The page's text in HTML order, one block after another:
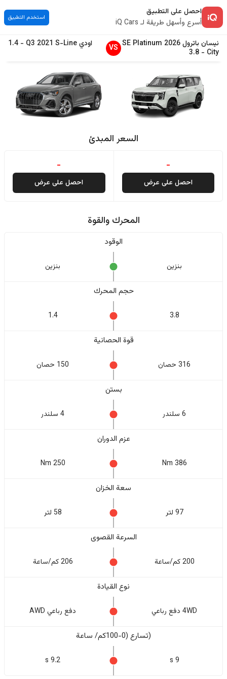
احصل على التطبيق
أسرع وأسهل طريقة لـ iQ Cars
استخدم التطبيق
نيسان باترول2026
SE Platinum
City
-
3.8
VS اودي Q3 2021 S-Line
-
1.4
السعر المبدئ
-
احصل على عرض
-
احصل على عرض
المحرك والقوة
الوقود
بنزين بنزين
حجم المحرك
3.8
1.4
قوة الحصانية
316 حصان 150 حصان
بستن
6 سلندر 4 سلندر
عزم الدوران
386 Nm
250 Nm
سعة الخزان
97 لتر 58 لتر
السرعة القصوى
200 كم/ساعة 206 كم/ساعة
نوع القيادة
4WD دفع رباعي دفع رباعي AWD
(تسارع (0-100كم/ ساعة
9 s
9.2 s